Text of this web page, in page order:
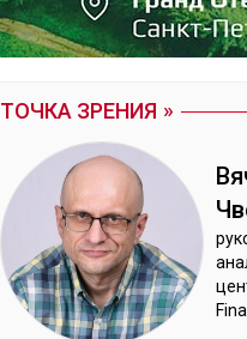
ТОЧКА ЗРЕНИЯ